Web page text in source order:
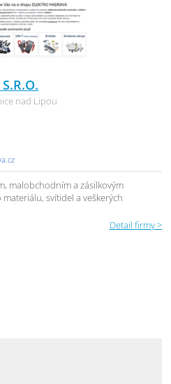
nad Lipou
malobchodním a zásilkovým
svítidel a veškerých
Detail firmy >